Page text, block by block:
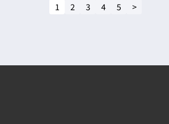
1 2 3 4 5 >